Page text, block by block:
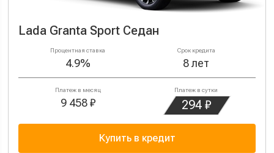
Lada Granta Sport Седан
Процентная ставка
4.9%
Срок кредита
8 лет
Платеж в месяц
9 458 ₽
Платеж в сутки
294 ₽
Купить в кредит